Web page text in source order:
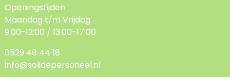
Openingstijden
Maandag t/m Vrijdag
9:00-12:00 / 13:00-17:00
0529 48 44 18
info@solidepersoneel.nl